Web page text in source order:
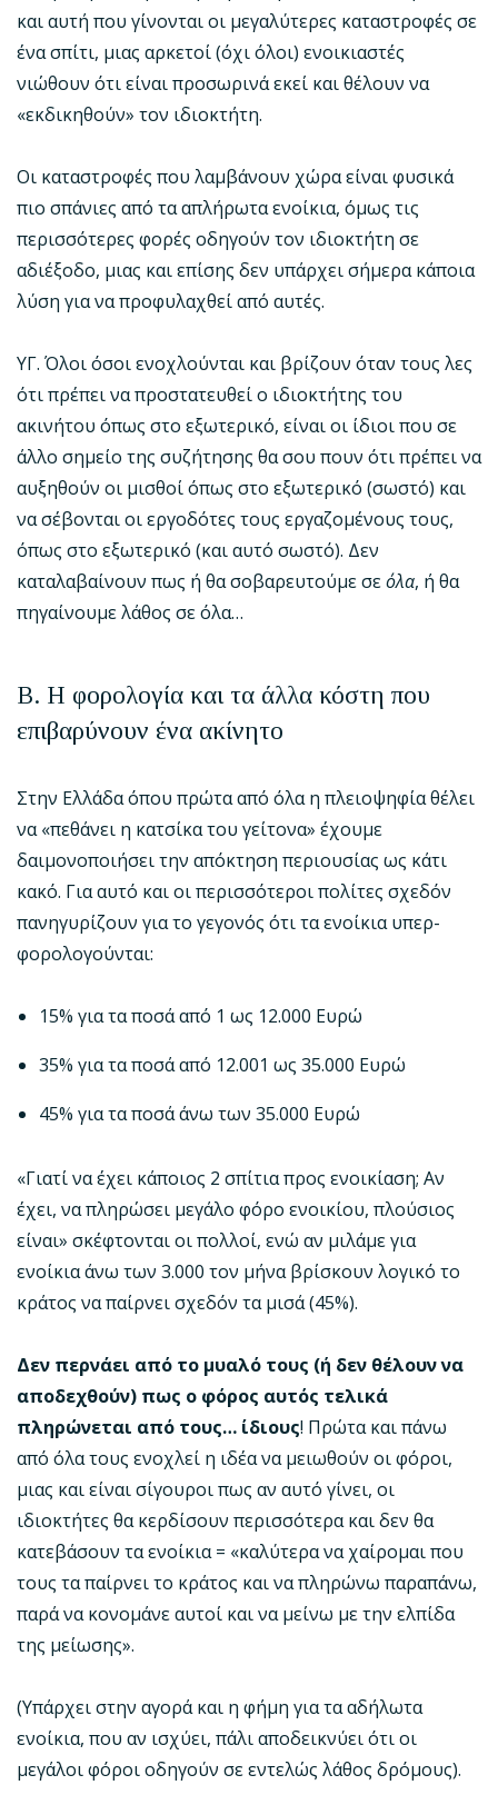
και αυτή που γίνονται οι μεγαλύτερες καταστροφές σε
ένα σπίτι, μιας αρκετοί (όχι όλοι) ενοικιαστές
νιώθουν ότι είναι προσωρινά εκεί και θέλουν να
«εκδικηθούν» τον ιδιοκτήτη.
Οι καταστροφές που λαμβάνουν χώρα είναι φυσικά
πιο σπάνιες από τα απλήρωτα ενοίκια, όμως τις
περισσότερες φορές οδηγούν τον ιδιοκτήτη σε
αδιέξοδο, μιας και επίσης δεν υπάρχει σήμερα κάποια
λύση για να προφυλαχθεί από αυτές.
ΥΓ. Όλοι όσοι ενοχλούνται και βρίζουν όταν τους λες
ότι πρέπει να προστατευθεί ο ιδιοκτήτης του
ακινήτου όπως στο εξωτερικό, είναι οι ίδιοι που σε
άλλο σημείο της συζήτησης θα σου πουν ότι πρέπει να
αυξηθούν οι μισθοί όπως στο εξωτερικό (σωστό) και
να σέβονται οι εργοδότες τους εργαζομένους τους,
όπως στο εξωτερικό (και αυτό σωστό). Δεν
καταλαβαίνουν πως ή θα σοβαρευτούμε σεόλα, ή θα
πηγαίνουμε λάθος σε όλα…
Β. Η φορολογία και τα άλλα κόστη που
επιβαρύνουν ένα ακίνητο
Στην Ελλάδα όπου πρώτα από όλα η πλειοψηφία θέλει
να «πεθάνει η κατσίκα του γείτονα» έχουμε
δαιμονοποιήσει την απόκτηση περιουσίας ως κάτι
κακό. Για αυτό και οι περισσότεροι πολίτες σχεδόν
πανηγυρίζουν για το γεγονός ότι τα ενοίκια υπερ-
φορολογούνται:
15% για τα ποσά από 1 ως 12.000 Ευρώ
35% για τα ποσά από 12.001 ως 35.000 Ευρώ
45% για τα ποσά άνω των 35.000 Ευρώ
«Γιατί να έχει κάποιος 2 σπίτια προς ενοικίαση; Αν
έχει, να πληρώσει μεγάλο φόρο ενοικίου, πλούσιος
είναι» σκέφτονται οι πολλοί, ενώ αν μιλάμε για
ενοίκια άνω των 3.000 τον μήνα βρίσκουν λογικό το
κράτος να παίρνει σχεδόν τα μισά (45%).
Δεν περνάει από το μυαλό τους (ή δεν θέλουν να
αποδεχθούν) πως ο φόρος αυτός τελικά
πληρώνεται από τους… ίδιους! Πρώτα και πάνω
από όλα τους ενοχλεί η ιδέα να μειωθούν οι φόροι,
μιας και είναι σίγουροι πως αν αυτό γίνει, οι
ιδιοκτήτες θα κερδίσουν περισσότερα και δεν θα
κατεβάσουν τα ενοίκια = «καλύτερα να χαίρομαι που
τους τα παίρνει το κράτος και να πληρώνω παραπάνω,
παρά να κονομάνε αυτοί και να μείνω με την ελπίδα
της μείωσης».
(Υπάρχει στην αγορά και η φήμη για τα αδήλωτα
ενοίκια, που αν ισχύει, πάλι αποδεικνύει ότι οι
μεγάλοι φόροι οδηγούν σε εντελώς λάθος δρόμους).